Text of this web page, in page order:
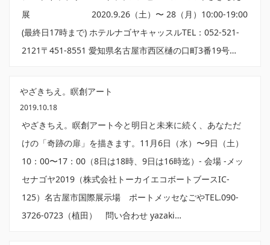
展 2020.9.26（土）〜 28（月）10:00-19:00
(最終日17時まで) ホテルナゴヤキャッスルTEL：052-521-
2121〒451-8551 愛知県名古屋市西区樋の口町3番19号…
やざきちえ。瞑創アート
2019.10.18
やざきちえ。瞑創アート今と明日と未来に続く、あなただ
けの「奇跡の扉」を描きます。11月6日（水）〜9日（土）
10：00〜17：00（8日は18時、9日は16時迄）- 会場 -メッ
セナゴヤ2019（株式会社トーカイエコボートブースIC-
125）名古屋市国際展示場 ポートメッセなごやTEL.090-
3726-0723（植田） 問い合わせ yazaki…